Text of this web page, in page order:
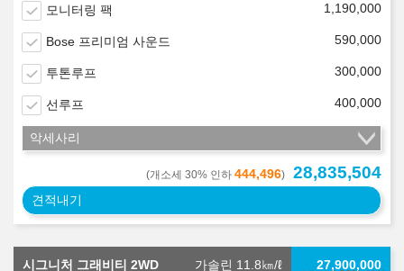
모니터링 팩 1,190,000
Bose 프리미엄 사운드 590,000
투톤루프 300,000
선루프 400,000
악세사리
(개소세 30% 인하 444,496) 28,835,504
견적내기
시그니처 그래비티 2WD 가솔린 11.8㎞/ℓ 27,900,000